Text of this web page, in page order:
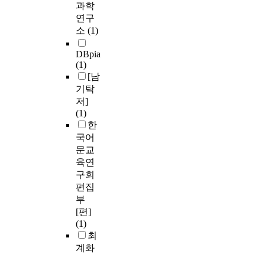
과학
연구
소 (1)
DBpia
(1)
[남
기탁
저]
(1)
한
국어
문교
육연
구회
편집
부
[편]
(1)
최
계화